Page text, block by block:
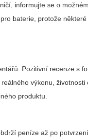
informujte se o
baterie, protože
Pozitivní recenze s
výkonu,
produktu.
peníze až po